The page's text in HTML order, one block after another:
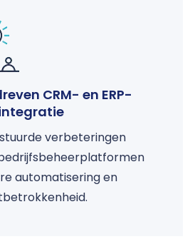
CRM- en ERP-
verbeteringen
automatisering en